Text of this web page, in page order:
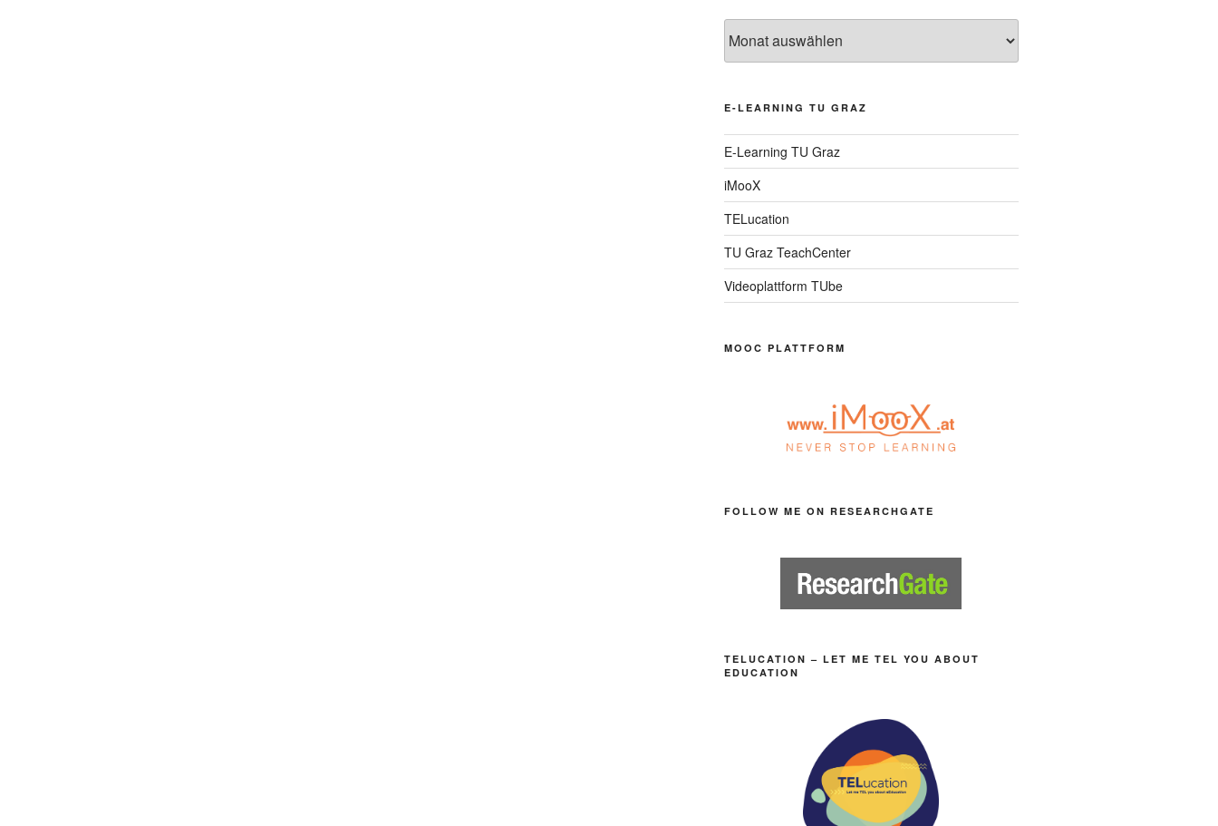
E-LEARNING TU GRAZ
E-Learning TU Graz
iMooX
TELucation
TU Graz TeachCenter
Videoplattform TUbe
MOOC PLATTFORM
FOLLOW ME ON RESEARCHGATE
TELUCATION – LET ME TEL YOU ABOUT
EDUCATION